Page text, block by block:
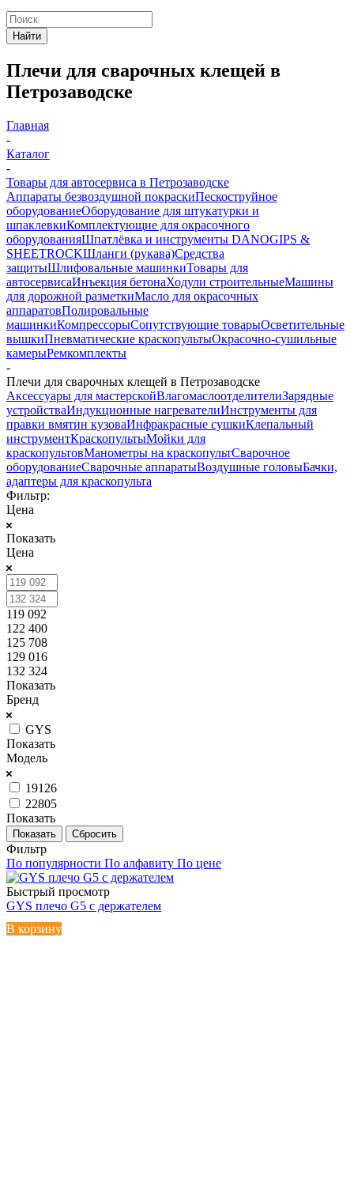
Найти
Плечи для сварочных клещей в
Петрозаводске
Главная
-
Каталог
-
Товары для автосервиса в Петрозаводске
Аппараты безвоздушной покраскиПескоструйное
оборудованиеОборудование для штукатурки и
шпаклевкиКомплектующие для окрасочного
оборудованияШпатлёвка и инструменты DANOGIPS &
SHEETROCKШланги (рукава)Средства
защитыШлифовальные машинкиТовары для
автосервисаИнъекция бетонаХодули строительныеМашины
для дорожной разметкиМасло для окрасочных
аппаратовПолировальные
машинкиКомпрессорыСопутствующие товарыОсветительные
вышкиПневматические краскопультыОкрасочно-сушильные
камерыРемкомплекты
-
Плечи для сварочных клещей в Петрозаводске
Аксессуары для мастерскойВлагомаслоотделителиЗарядные
устройстваИндукционные нагревателиИнструменты для
правки вмятин кузоваИнфракрасные сушкиКлепальный
инструментКраскопультыМойки для
краскопультовМанометры на краскопультСварочное
оборудованиеСварочные аппаратыВоздушные головыБачки,
адаптеры для краскопульта
Фильтр:
Цена
Показать
Цена
119 092
122 400
125 708
129 016
132 324
Показать
Бренд
GYS
Показать
Модель
19126
22805
Показать
Сбросить
Фильтр
По популярности По алфавиту По цене
Быстрый просмотр
GYS плечо G5 с держателем
В корзину